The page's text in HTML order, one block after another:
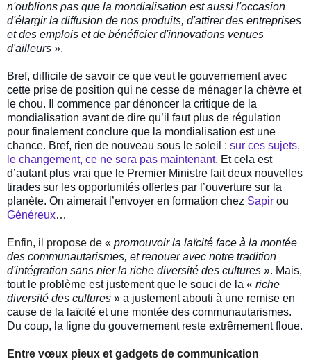
n'oublions pas que la mondialisation est aussi l'occasion
d'élargir la diffusion de nos produits, d'attirerdes entreprises
et des emplois et de bénéficier d'innovations venues
d'ailleurs ».
Bref, difficile de savoir ce que veut le gouvernement avec
cette prise de position qui ne cesse de ménager la chèvre et
le chou. Il commence par dénoncer la critique de la
mondialisation avant de dire qu’il faut plus de régulation
pour finalement conclure que la mondialisation est une
chance. Bref, rien de nouveau sous le soleil : sur ces sujets,
le changement, ce ne sera pas maintenant. Et cela est
d’autant plus vrai que le Premier Ministre fait deux nouvelles
tirades sur les opportunités offertes par l’ouverture sur la
planète. On aimerait l’envoyer en formation chez Sapir ou
Généreux…
Enfin, il propose de « promouvoirla laïcité face à la montée
des communautarismes, etrenoueravec notre tradition
d'intégration sans nierla riche diversité des cultures ». Mais,
tout le problème est justement que le souci de la « riche
diversité des cultures » a justement abouti à une remise en
cause de la laïcité et une montée des communautarismes.
Du coup, la ligne du gouvernement reste extrêmement floue.
Entre vœux pieux et gadgets de communication